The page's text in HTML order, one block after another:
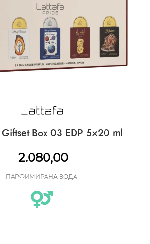
Giftset Box 03 EDP 5×20 ml
2.080,00
ПАРФИМИРАНА ВОДА